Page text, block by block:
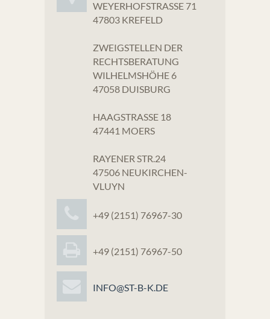
WEYERHOFSTRASSE 71
47803 KREFELD
ZWEIGSTELLEN DER
RECHTSBERATUNG
WILHELMSHÖHE 6
47058 DUISBURG
HAAGSTRASSE 18
47441 MOERS
RAYENER STR.24
47506 NEUKIRCHEN-
VLUYN
+49 (2151) 76967-30
+49 (2151) 76967-50
INFO@ST-B-K.DE